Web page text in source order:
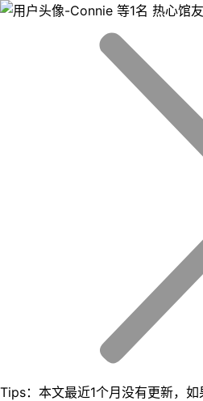
等1名 热心馆
Tips：本文最近1个月没有更新，